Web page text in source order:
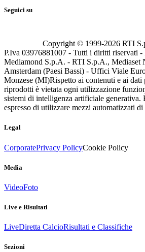
Seguici su
Copyright © 1999-2026 RTI
P.Iva 03976881007 - Tutti i diritti riservati -
Mediamond S.p.A. - RTI S.p.A., Mediaset
Amsterdam (Paesi Bassi) - Uffici Viale
Monzese (MI)Rispetto ai contenuti e ai dati
riprodotti è vietata ogni utilizzazione
sistemi di intelligenza artificiale generativa.
espresso di utilizzare mezzi automatizzati di
Legal
CorporatePrivacy PolicyCookie Policy
Media
VideoFoto
Live e Risultati
LiveDiretta CalcioRisultati e Classifiche
Sezioni